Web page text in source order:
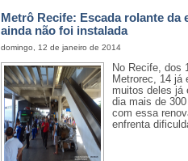
Metrô Recife: Escada rolante da
ainda não foi instalada
domingo, 12 de janeiro de 2014
No Recife, dos
Metrorec, 14 já
muitos deles já
dia mais de
com essa
enfrenta